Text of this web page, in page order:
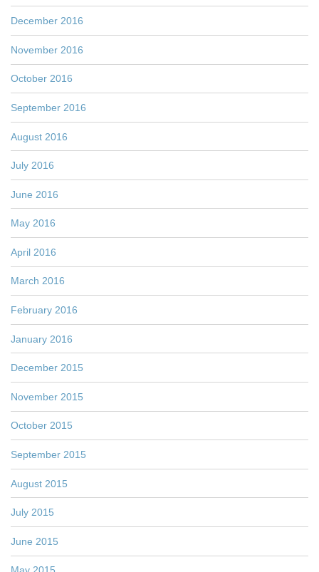
December 2016
November 2016
October 2016
September 2016
August 2016
July 2016
June 2016
May 2016
April 2016
March 2016
February 2016
January 2016
December 2015
November 2015
October 2015
September 2015
August 2015
July 2015
June 2015